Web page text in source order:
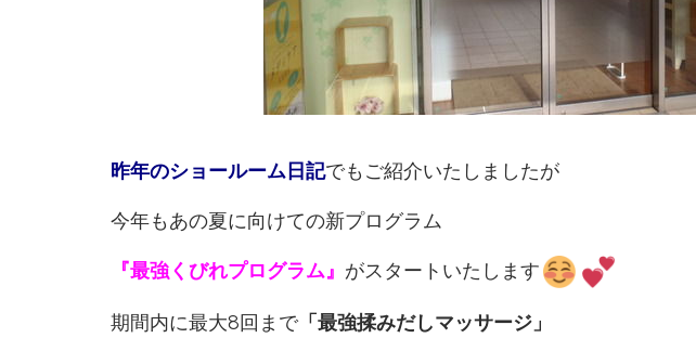
昨年のショールーム日記でもご紹介いたしましたが
今年もあの夏に向けての新プログラム
『最強くびれプログラム』 がスタートいたします
期間内に最大8回まで「最強揉みだしマッサージ」